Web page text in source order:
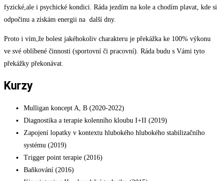
fyzické,ale i psychické kondici. Ráda jezdím na kole a chodím plavat, kde si
odpočinu a získám energii na další dny.
Proto i vím,že bolest jakéhokoliv charakteru je překážka ke 100% výkonu
ve své oblíbené činnosti (sportovní či pracovní). Ráda budu s Vámi tyto
překážky překonávat.
Kurzy
Mulligan koncept A, B (2020-2022)
Diagnostika a terapie kolenního kloubu I+II (2019)
Zapojení lopatky v kontextu hlubokého hlubokého stabilizačního
systému (2019)
Trigger point terapie (2016)
Baňkování (2016)